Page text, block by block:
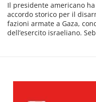
Il presidente americano
accordo storico per il
fazioni armate a Gaza,
dell’esercito israeliano.